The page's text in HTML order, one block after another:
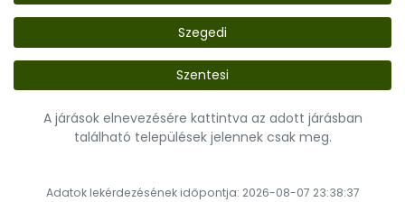
Szegedi
Szentesi
A járások elnevezésére kattintva az adott járásban
található települések jelennek csak meg.
Adatok lekérdezésének időpontja: 2026-08-07 23:38:37